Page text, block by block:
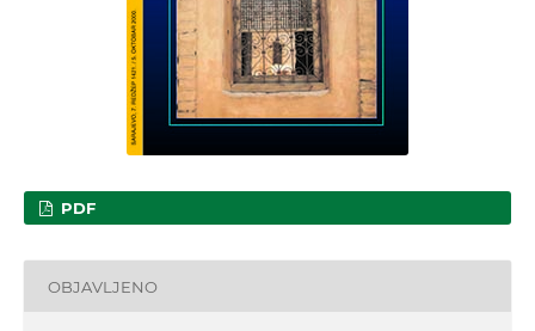
PDF
OBJAVLJENO